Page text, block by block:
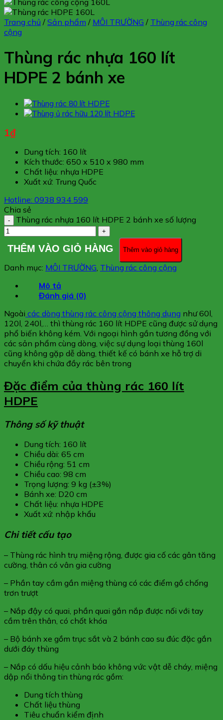
Trang chủ / Sản phẩm / MÔI TRƯỜNG / Thùng rác công
cộng
Thùng rác nhựa 160 lít
HDPE 2 bánh xe
1₫
Dung tích: 160 lít
Kích thước: 650 x 510 x 980 mm
Chất liệu: nhựa HDPE
Xuất xứ: Trung Quốc
Hotline: 0938 934 599
Chia sẻ
Thùng rác nhựa 160 lít HDPE 2 bánh xe số lượng
THÊM VÀO GIỎ HÀNG Thêm vào giỏ hàng
Danh mục: MÔI TRƯỜNG Thùng rác công cộng
Mô tả
Đánh giá (0)
Ngoài các dòng thùng rác công cộng thông dụng như 60l,
120l, 240l,… thì thùng rác 160 lít HDPE cũng được sử dụng
phổ biến không kém. Với ngoại hình gần tương đồng với
các sản phẩm cùng dòng, việc sự dụng loại thùng 160l
cũng không gặp dễ dàng, thiết kế có bánh xe hỗ trợ di
chuyển khi chứa đầy rác bên trong
Đặc điểm của thùng rác 160 lít
HDPE
Thông số kỹ thuật
Dung tích: 160 lít
Chiều dài: 65 cm
Chiều rộng: 51 cm
Chiều cao: 98 cm
Trọng lượng: 9 kg (±3%)
Bánh xe: D20 cm
Chất liệu: nhựa HDPE
Xuất xứ: nhập khẩu
Chi tiết cấu tạo
– Thùng rác hình trụ miệng rộng, được gia cố các gân tăng
cường, thân có vân gia cường
– Phần tay cầm gần miệng thùng có các điểm gồ chống
trơn trượt
– Nắp đậy có quai, phần quai gắn nắp được nối với tay
cầm trên thân, có chốt khóa
– Bộ bánh xe gồm trục sắt và 2 bánh cao su đúc đặc gắn
dưới đáy thùng
– Nắp có dấu hiệu cảnh báo không vức vật dễ cháy, miệng
dập nổi thông tin thùng rác gồm:
Dung tích thùng
Chất liệu thùng
Tiêu chuẩn kiểm định